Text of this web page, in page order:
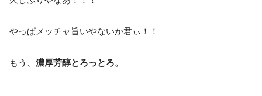
やっぱメッチャ旨いやないか君ぃ！！
もう、 濃厚芳醇とろっとろ。